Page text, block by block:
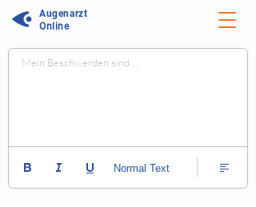
Augenarzt
Online
Mein Beschwerden sind ...
Normal Text